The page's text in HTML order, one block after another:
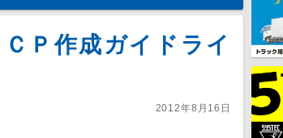
Ｐ作成ガイドライ
2012年8月16日